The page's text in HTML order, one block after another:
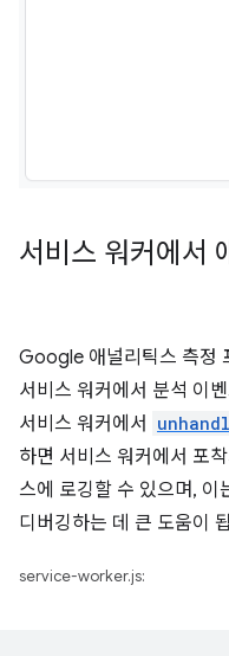
서비스 워커에서
Google 애널리틱스 측정
서비스 워커에서 분석 이
서비스 워커에서
하면 서비스 워커에서 포
스에 로깅할 수 있으며, 이
디버깅하는 데 큰 도움이
service-worker.js: